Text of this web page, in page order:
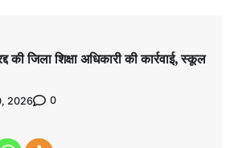
की जिला शिक्षा अधिकारी की कार्रवाई, स्कूल
2026 0